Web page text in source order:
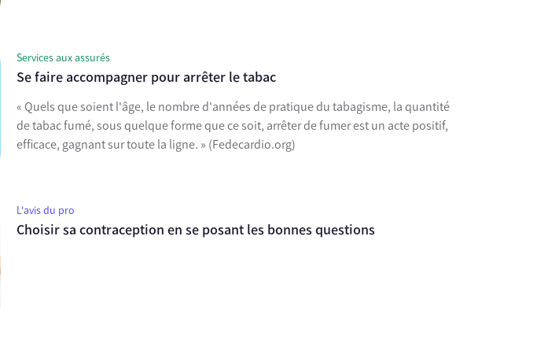
Services aux assurés
Se faire accompagner pour arrêter le tabac
« Quels que soient l'âge, le nombre d'années de pratique du tabagisme, la quantité
de tabac fumé, sous quelque forme que ce soit, arrêter de fumer est un acte positif,
efficace, gagnant sur toute la ligne. » (Fedecardio.org)
L'avis du pro
Choisir sa contraception en se posant les bonnes questions